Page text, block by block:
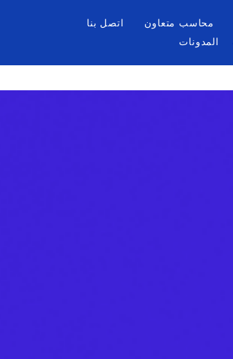
محاسب متعاون
اتصل بنا
المدونات